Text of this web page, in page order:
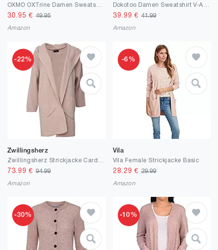
30.95 €49.95
Amazon
39.99 € 41.99
Amazon
-22%
Zwillingsherz
73.99 €94.99
Amazon
-6%
Vila
Vila Female Strickjacke Basic
28.29 € 29.99
Amazon
-30% -10%